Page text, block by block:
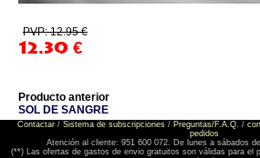
PVP: 12.95 €
12.30 €
Producto anterior
SOL DE SANGRE
Contactar/ Sistema de subscripciones/ Preguntas/F.A.Q. /
pedidos
Atención al cliente: 951 600 072. De lunes a sábados
(**) Las ofertas de gastos de envio gratuitos son válidas para el